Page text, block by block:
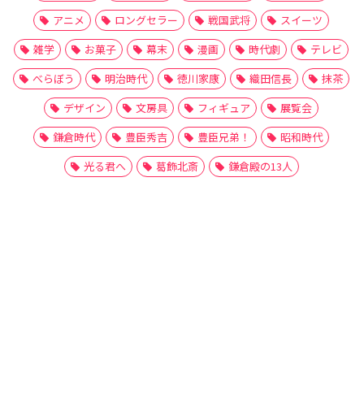
アニメ
ロングセラー 戦国武将
スイーツ
雑学
お菓子 幕末 漫画 時代劇
テレビ
べらぼう
明治時代 徳川家康 織田信長
抹茶
デザイン
文房具 フィギュア
展覧会
鎌倉時代
豊臣秀吉 豊臣兄弟！
昭和時代
光る君へ
葛飾北斎 鎌倉殿の13人